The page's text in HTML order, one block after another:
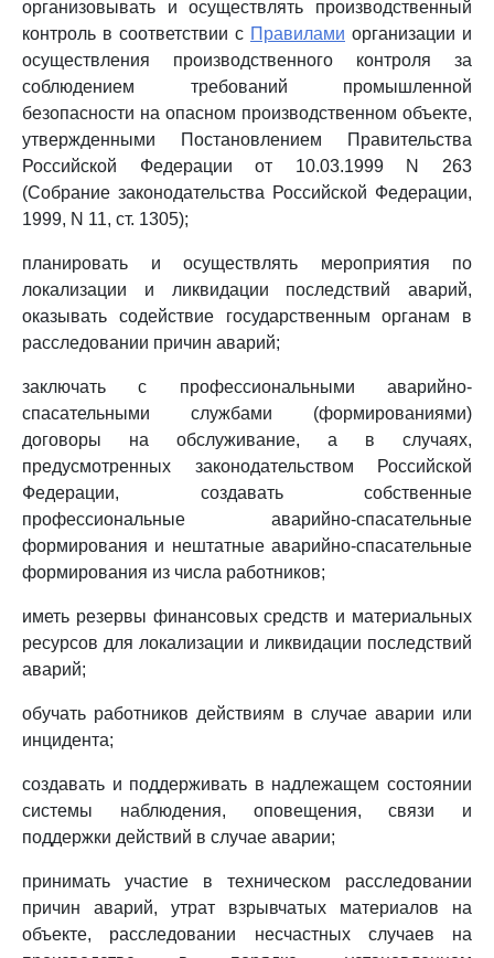
организовывать и осуществлять производственный
контроль в соответствии с Правилами организации и
осуществления производственного контроля за
соблюдением требований промышленной
безопасности на опасном производственном объекте,
утвержденными Постановлением Правительства
Российской Федерации от 10.03.1999 N 263
(Собрание законодательства Российской Федерации,
1999, N 11, ст. 1305);
планировать и осуществлять мероприятия по
локализации и ликвидации последствий аварий,
оказывать содействие государственным органам в
расследовании причин аварий;
заключать с профессиональными аварийно-
спасательными службами (формированиями)
договоры на обслуживание, а в случаях,
предусмотренных законодательством Российской
Федерации, создавать собственные
профессиональные аварийно-спасательные
формирования и нештатные аварийно-спасательные
формирования из числа работников;
иметь резервы финансовых средств и материальных
ресурсов для локализации и ликвидации последствий
аварий;
обучать работников действиям в случае аварии или
инцидента;
создавать и поддерживать в надлежащем состоянии
системы наблюдения, оповещения, связи и
поддержки действий в случае аварии;
принимать участие в техническом расследовании
причин аварий, утрат взрывчатых материалов на
объекте, расследовании несчастных случаев на